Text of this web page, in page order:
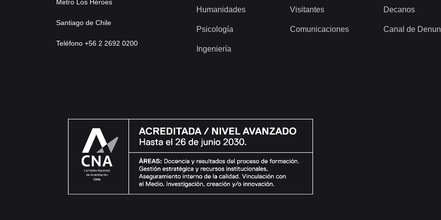
Metro Los Héroes
Santiago de Chile
Teléfono +56 2 2692 0200
Humanidades
Psicología
Ingeniería
Visitantes
Comunicaciones
Decanos
Canal de